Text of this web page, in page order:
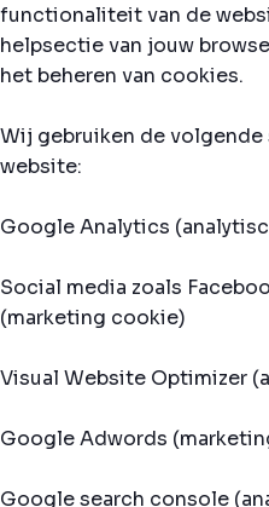
functionaliteit van de
helpsectie van jouw
het beheren van cookies.
Wij gebruiken de
website:
Google Analytics
Social media zoals
(marketing cookie)
Visual Website Optimizer
Google Adwords
Google search console